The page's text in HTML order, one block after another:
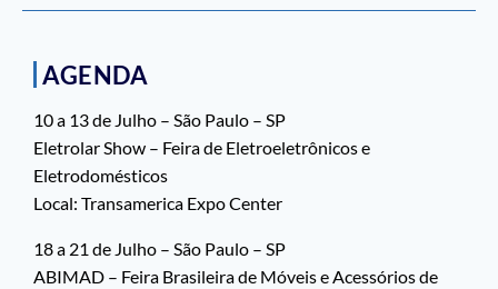
AGENDA
10 a 13 de Julho – São Paulo – SP
Eletrolar Show – Feira de Eletroeletrônicos e
Eletrodomésticos
Local: Transamerica Expo Center
18 a 21 de Julho – São Paulo – SP
ABIMAD – Feira Brasileira de Móveis e Acessórios de